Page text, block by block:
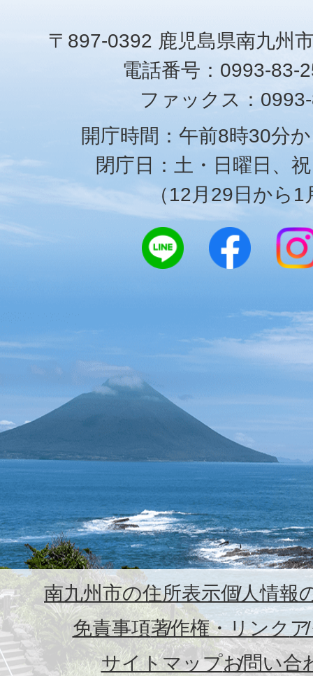
〒897-0392 鹿児島県南九州
電話番号：0993-83-
ファックス：
開庁時間：午前8時30分
閉庁日：土・日曜日、
（12月29日から1
南九州市の住所表示個人情報
免責事項著作権・リンク
サイトマップお問い合